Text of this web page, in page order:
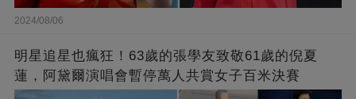
2024/08/06
明星追星也瘋狂！63歲的張學友致敬61歲的倪夏
蓮，阿黛爾演唱會暫停萬人共賞女子百米決賽